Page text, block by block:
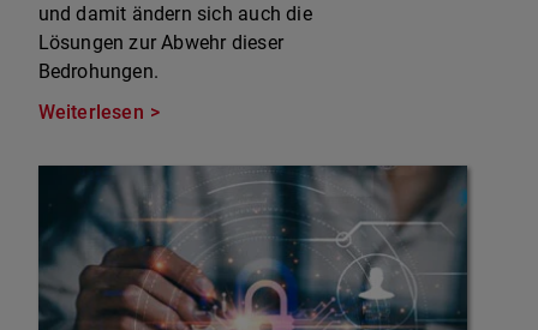
und damit ändern sich auch die
Lösungen zur Abwehr dieser
Bedrohungen.
Weiterlesen